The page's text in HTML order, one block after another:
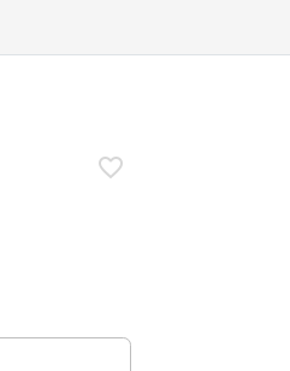
favorite_border